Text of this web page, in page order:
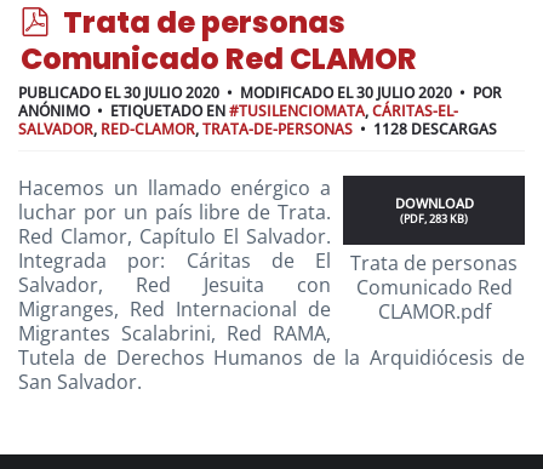
p
d
f
Trata de personas
Comunicado Red CLAMOR
PUBLICADO EL 30 JULIO 2020 MODIFICADO EL 30 JULIO 2020
POR
ANÓNIMO
ETIQUETADO EN#TUSILENCIOMATA,CÁRITAS-EL-
SALVADOR, RED-CLAMOR,TRATA-DE-PERSONAS 1128 DESCARGAS
DOWNLOAD
(PDF,283 KB)
Trata de personas
Comunicado Red
CLAMOR.pdf
Hacemos un llamado enérgico a
luchar por un país libre de Trata.
Red Clamor, Capítulo El Salvador.
Integrada por: Cáritas de El
Salvador, Red Jesuita con
Migranges, Red Internacional de
Migrantes Scalabrini, Red RAMA,
Tutela de Derechos Humanos de la Arquidiócesis de
San Salvador.